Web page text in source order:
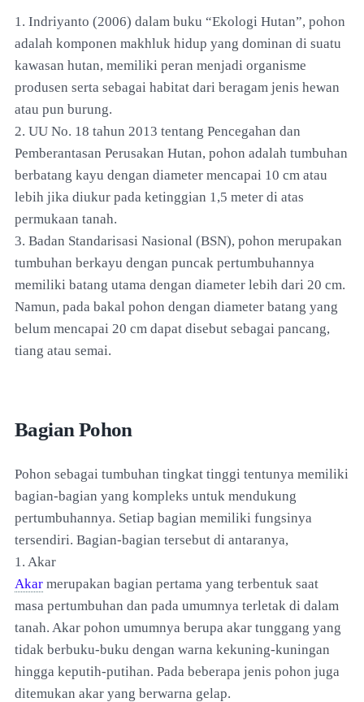
1. Indriyanto (2006) dalam buku “Ekologi Hutan”, pohon
adalah komponen makhluk hidup yang dominan di suatu
kawasan hutan, memiliki peran menjadi organisme
produsen serta sebagai habitat dari beragam jenis hewan
atau pun burung.
2. UU No. 18 tahun 2013 tentang Pencegahan dan
Pemberantasan Perusakan Hutan, pohon adalah tumbuhan
berbatang kayu dengan diameter mencapai 10 cm atau
lebih jika diukur pada ketinggian 1,5 meter di atas
permukaan tanah.
3. Badan Standarisasi Nasional (BSN), pohon merupakan
tumbuhan berkayu dengan puncak pertumbuhannya
memiliki batang utama dengan diameter lebih dari 20 cm.
Namun, pada bakal pohon dengan diameter batang yang
belum mencapai 20 cm dapat disebut sebagai pancang,
tiang atau semai.
Bagian Pohon
Pohon sebagai tumbuhan tingkat tinggi tentunya memiliki
bagian-bagian yang kompleks untuk mendukung
pertumbuhannya. Setiap bagian memiliki fungsinya
tersendiri. Bagian-bagian tersebut di antaranya,
1. Akar
Akar merupakan bagian pertama yang terbentuk saat
masa pertumbuhan dan pada umumnya terletak di dalam
tanah. Akar pohon umumnya berupa akar tunggang yang
tidak berbuku-buku dengan warna kekuning-kuningan
hingga keputih-putihan. Pada beberapa jenis pohon juga
ditemukan akar yang berwarna gelap.